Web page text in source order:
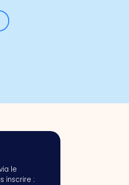
le
inscrire :